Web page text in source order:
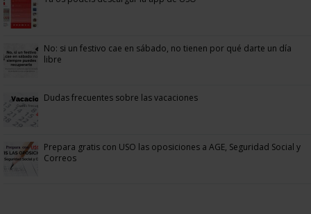
No: si un festivo cae en sábado, no tienen por qué darte un día
libre
Dudas frecuentes sobre las vacaciones
Prepara gratis con USO las oposiciones a AGE, Seguridad Social y
Correos